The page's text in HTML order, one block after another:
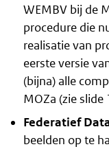
WEMBV bij de
procedure die
realisatie van
eerste versie
(bijna) alle
MOZa (zie slide
Federatief
beelden op te